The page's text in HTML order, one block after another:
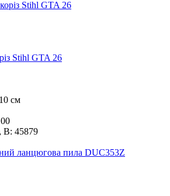
Stihl GTA 26
см
В: 45879